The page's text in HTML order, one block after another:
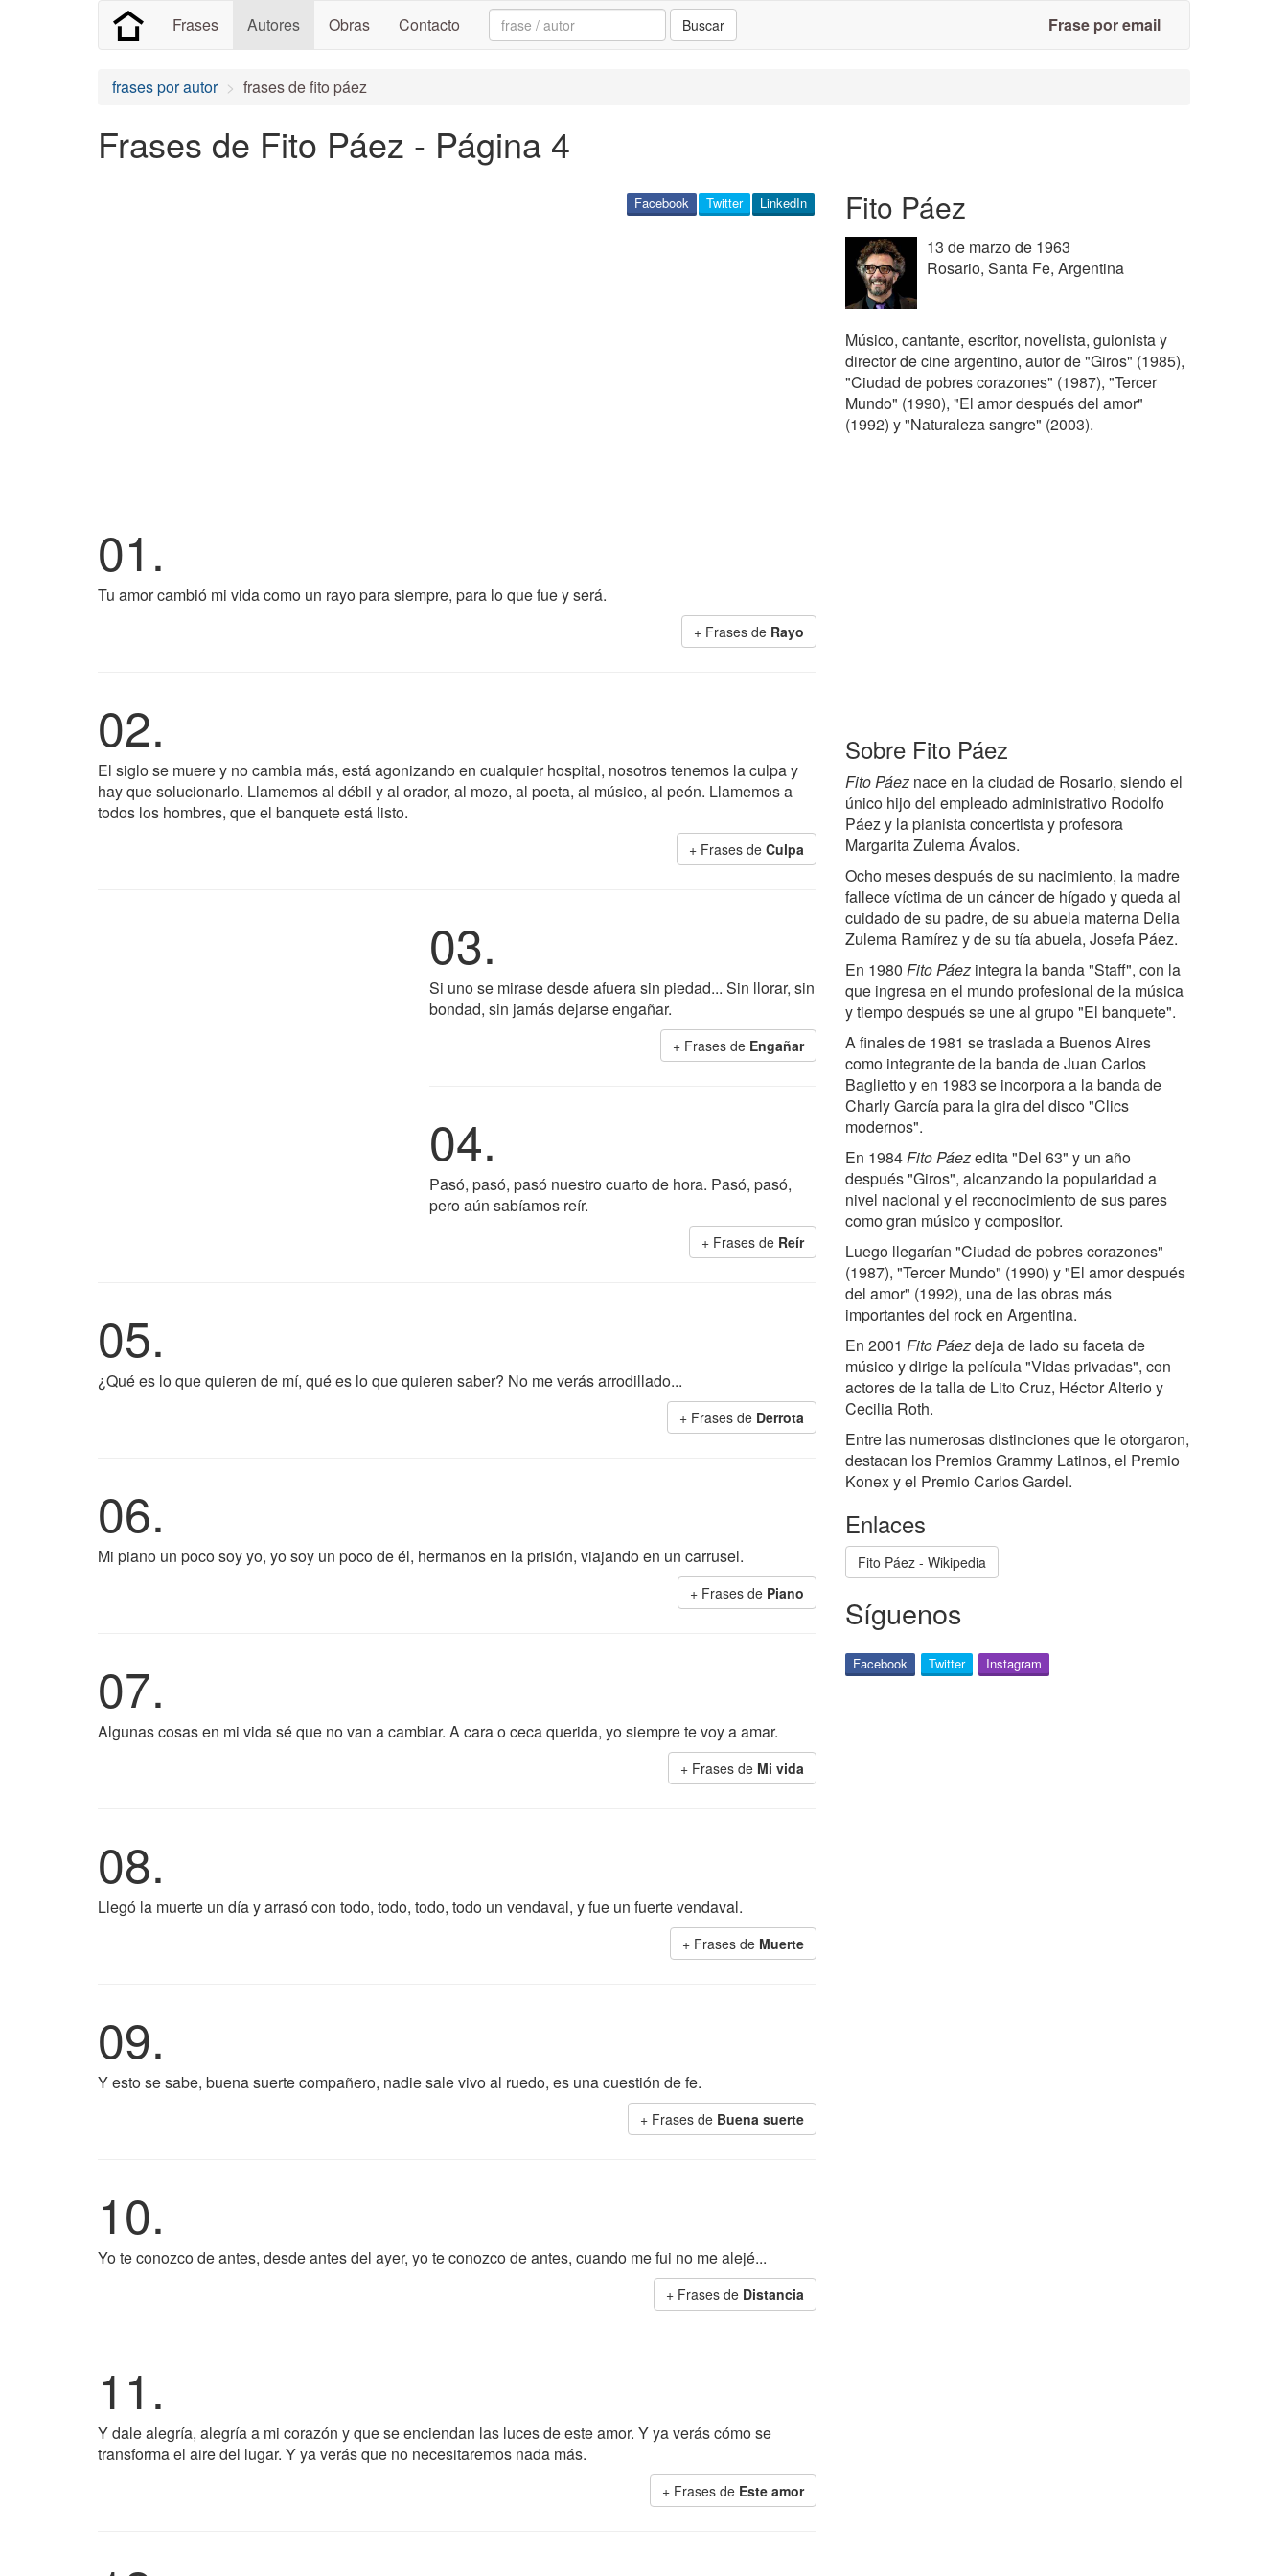
Frases Autores Obras Contacto Search: Buscar Frase por email
frases por autor frases de fito páez
Frases de Fito Páez - Página 4
LinkedIn
Twitter
Facebook
01.
Tu amor cambió mi vida como un rayo para siempre, para lo que fue y será.
+ Frases de Rayo
02.
El siglo se muere y no cambia más, está agonizando en cualquier hospital, nosotros tenemos la culpa y
hay que solucionarlo. Llamemos al débil y al orador, al mozo, al poeta, al músico, al peón. Llamemos a
todos los hombres, que el banquete está listo.
+ Frases de Culpa
03.
Si uno se mirase desde afuera sin piedad... Sin llorar, sin
bondad, sin jamás dejarse engañar.
+ Frases de Engañar
04.
Pasó, pasó, pasó nuestro cuarto de hora. Pasó, pasó,
pero aún sabíamos reír.
+ Frases de Reír
05.
¿Qué es lo que quieren de mí, qué es lo que quieren saber? No me verás arrodillado...
+ Frases de Derrota
06.
Mi piano un poco soy yo, yo soy un poco de él, hermanos en la prisión, viajando en un carrusel.
+ Frases de Piano
07.
Algunas cosas en mi vida sé que no van a cambiar. A cara o ceca querida, yo siempre te voy a amar.
+ Frases de Mi vida
08.
Llegó la muerte un día y arrasó con todo, todo, todo, todo un vendaval, y fue un fuerte vendaval.
+ Frases de Muerte
09.
Y esto se sabe, buena suerte compañero, nadie sale vivo al ruedo, es una cuestión de fe.
+ Frases de Buena suerte
10.
Yo te conozco de antes, desde antes del ayer, yo te conozco de antes, cuando me fui no me alejé...
+ Frases de Distancia
11.
Y dale alegría, alegría a mi corazón y que se enciendan las luces de este amor. Y ya verás cómo se
transforma el aire del lugar. Y ya verás que no necesitaremos nada más.
+ Frases de Este amor
Fito Páez
13 de marzo de 1963
Rosario, Santa Fe, Argentina
Músico, cantante, escritor, novelista, guionista y
director de cine argentino, autor de "Giros" (1985),
"Ciudad de pobres corazones" (1987), "Tercer
Mundo" (1990), "El amor después del amor"
(1992) y "Naturaleza sangre" (2003).
Sobre Fito Páez
Fito Páez nace en la ciudad de Rosario, siendo el
único hijo del empleado administrativo Rodolfo
Páez y la pianista concertista y profesora
Margarita Zulema Ávalos.
Ocho meses después de su nacimiento, la madre
fallece víctima de un cáncer de hígado y queda al
cuidado de su padre, de su abuela materna Delia
Zulema Ramírez y de su tía abuela, Josefa Páez.
En 1980 Fito Páez integra la banda "Staff", con la
que ingresa en el mundo profesional de la música
y tiempo después se une al grupo "El banquete".
A finales de 1981 se traslada a Buenos Aires
como integrante de la banda de Juan Carlos
Baglietto y en 1983 se incorpora a la banda de
Charly García para la gira del disco "Clics
modernos".
En 1984Fito Páezedita "Del 63" y un año
después "Giros", alcanzando la popularidad a
nivel nacional y el reconocimiento de sus pares
como gran músico y compositor.
Luego llegarían "Ciudad de pobres corazones"
(1987), "Tercer Mundo" (1990) y "El amor después
del amor" (1992), una de las obras más
importantes del rock en Argentina.
En 2001 Fito Páezdeja de lado su faceta de
músico y dirige la película "Vidas privadas", con
actores de la talla de Lito Cruz, Héctor Alterio y
Cecilia Roth.
Entre las numerosas distinciones que le otorgaron,
destacan los Premios Grammy Latinos, el Premio
Konex y el Premio Carlos Gardel.
Enlaces
Fito Páez - Wikipedia
Síguenos
Facebook Twitter Instagram